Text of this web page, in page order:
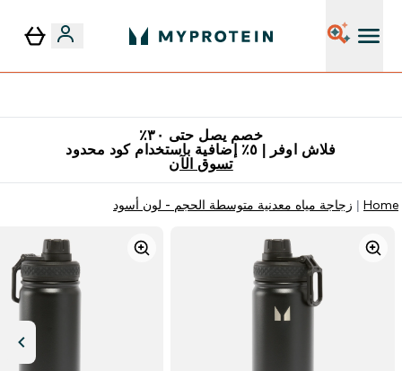
خصم يصل حتى ٣٠٪
فلاش اوفر | ٥٪ إضافية باستخدام كود محدود
تسوق الآن
Home زجاجة مياه معدنية متوسطة الحجم - لون أسود